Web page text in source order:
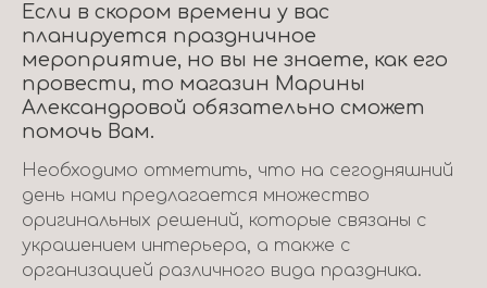
Если в скором времени у вас
планируется праздничное
мероприятие, но вы не знаете, как его
провести, то магазин Марины
Александровой обязательно сможет
помочь Вам.
Необходимо отметить, что на сегодняшний
день нами предлагается множество
оригинальных решений, которые связаны с
украшением интерьера, а также с
организацией различного вида праздника.